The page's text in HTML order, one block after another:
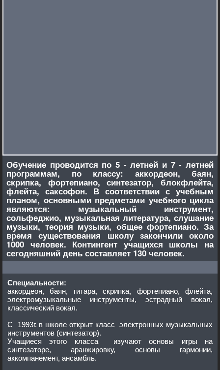
Обучение проводится по 5 - летней и 7 - летней
программам, по классу: аккордеон, баян,
скрипка, фортепиано, синтезатор, блокфлейта,
флейта, саксофон. В соответствии с учебным
планом, основными предметами учебного цикла
являются: музыкальный инструмент,
сольфеджио, музыкальная литература, слушание
музыки, теория музыки, общее фортепиано. За
время существования школу закончили около
1000 человек. Контингент учащихся школы на
сегодняшний день составляет 130 человек.
Специальности:
аккордеон, баян, гитара, скрипка, фортепиано, флейта,
электромузыкальные инструменты, эстрадный вокал,
классический вокал.
С 1993г. в школе открыт класс электронных музыкальных
инструментов (синтезатор).
Учащиеся этого класса изучают основы игры на
синтезаторе, аранжировку, основы гармонии,
аккомпанемент, ансамбль.